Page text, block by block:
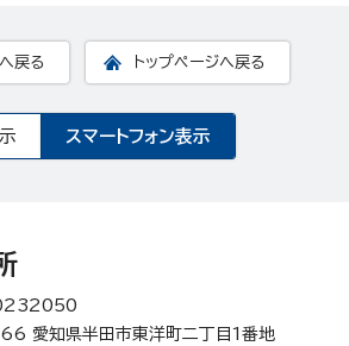
戻る トップページへ戻る
スマートフォン表示
愛知県半田市東洋町二丁目1番地